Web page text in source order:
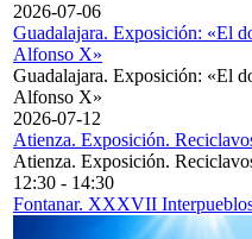
2026-07-06
Guadalajara. Exposición: «El
Alfonso X»
Guadalajara. Exposición: «El
Alfonso X»
2026-07-12
Atienza. Exposición.
Atienza. Exposición.
12:30 - 14:30
Fontanar. XXXVII